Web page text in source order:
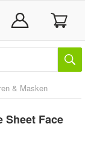
& Masken
Sheet Face